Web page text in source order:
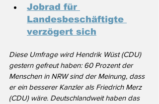
Jobrad für
Landesbeschäftigte
verzögert sich
Diese Umfrage wird Hendrik Wüst (CDU)
gestern gefreut haben: 60 Prozent der
Menschen in NRW sind der Meinung, dass
er ein besserer Kanzler als Friedrich Merz
(CDU) wäre. Deutschlandweit haben das